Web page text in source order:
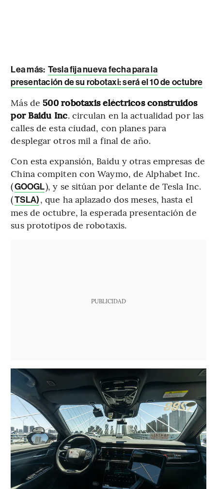
Lea más: Tesla fija nueva fecha para la
presentación de su robotaxi: será el 10 de octubre
Más de 500 robotaxis eléctricos construidos
por Baidu Inc. circulan en la actualidad por las
calles de esta ciudad, con planes para
desplegar otros mil a final de año.
Con esta expansión, Baidu y otras empresas de
China compiten con Waymo, de Alphabet Inc.
(GOOGL), y se sitúan por delante de Tesla Inc.
(TSLA), que ha aplazado dos meses, hasta el
mes de octubre, la esperada presentación de
sus prototipos de robotaxis.
PUBLICIDAD